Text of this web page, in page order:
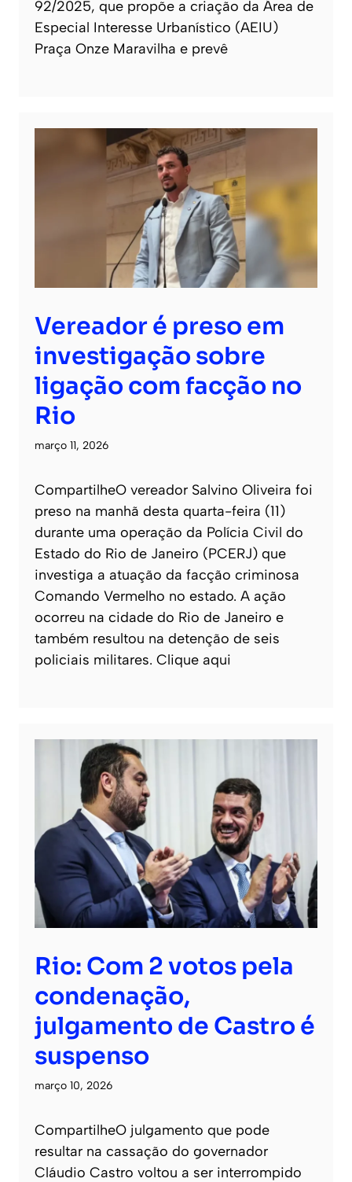
92/2025, que propõe a criação da Área de
Especial Interesse Urbanístico (AEIU)
Praça Onze Maravilha e prevê
Vereador é preso em
investigação sobre
ligação com facção no
Rio
março 11, 2026
CompartilheO vereador Salvino Oliveira foi
preso na manhã desta quarta-feira (11)
durante uma operação da Polícia Civil do
Estado do Rio de Janeiro (PCERJ) que
investiga a atuação da facção criminosa
Comando Vermelho no estado. A ação
ocorreu na cidade do Rio de Janeiro e
também resultou na detenção de seis
policiais militares. Clique aqui
Rio: Com 2 votos pela
condenação,
julgamento de Castro é
suspenso
março 10, 2026
CompartilheO julgamento que pode
resultar na cassação do governador
Cláudio Castro voltou a ser interrompido